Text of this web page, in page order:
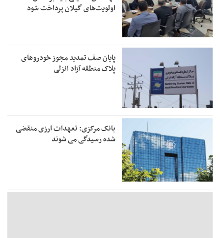
اولویت‌های گیلان پرداخت شود
پایان صف تمدید مجوز خودروهای
پلاک منطقه آزاد انزلی
بانک مرکزی: تعهدات ارزی منقضی
شده رسیدگی می شوند